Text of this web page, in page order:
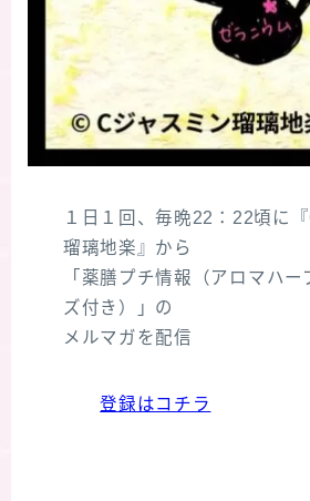
１日１回、毎晩22：22頃に
瑠璃地楽』から
「薬膳プチ情報（アロマハー
ズ付き）」の
メルマガを配信
登録はコチラ